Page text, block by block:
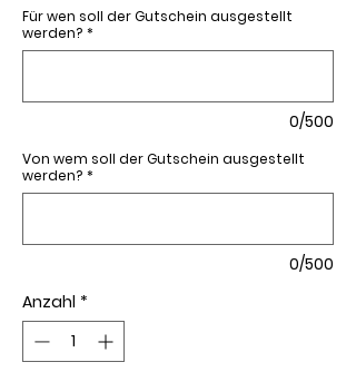
Für wen soll der Gutschein ausgestellt
werden? *
0/500
Von wem soll der Gutschein ausgestellt
werden? *
0/500
Anzahl *